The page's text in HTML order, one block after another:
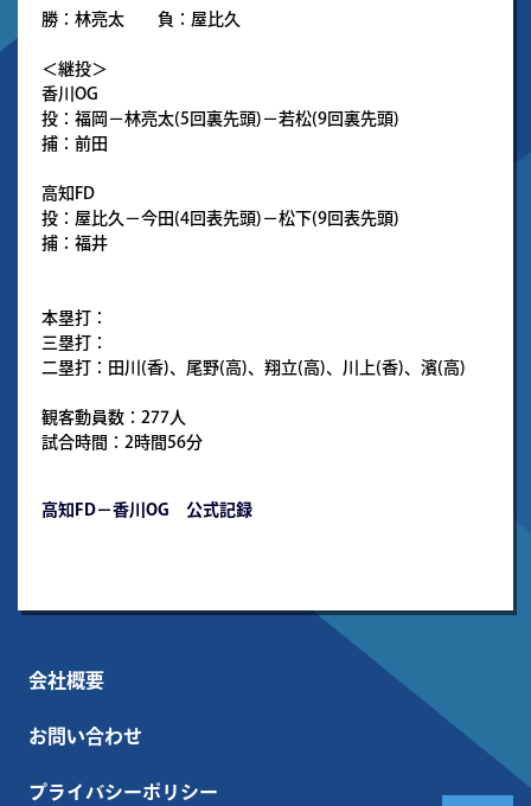
勝：林亮太 負：屋比久
＜継投＞
香川OG
投：福岡－林亮太(5回裏先頭)－若松(9回裏先頭)
捕：前田
高知FD
投：屋比久－今田(4回表先頭)－松下(9回表先頭)
捕：福井
本塁打：
三塁打：
二塁打：田川(香)、尾野(高)、翔立(高)、川上(香)、濱(高)
観客動員数：277人
試合時間：2時間56分
高知FD－香川OG 公式記録
会社概要
お問い合わせ
プライバシーポリシー